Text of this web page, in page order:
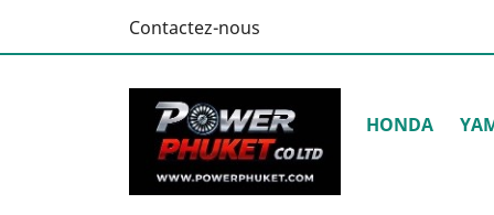
Contactez-nous
HONDA